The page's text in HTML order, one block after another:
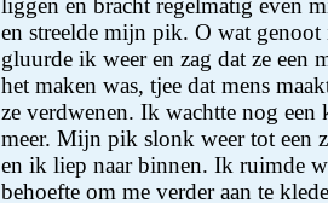
liggen en bracht regelmatig even
en streelde mijn pik. O wat
gluurde ik weer en zag dat ze een
het maken was, tjee dat mens
ze verdwenen. Ik wachtte nog een
meer. Mijn pik slonk weer tot een
en ik liep naar binnen. Ik ruimde
behoefte om me verder aan te